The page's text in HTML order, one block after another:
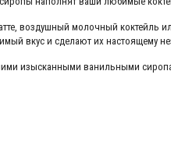
воздушный молочный коктейль
вкус и сделают их настоящему
изысканными ванильными